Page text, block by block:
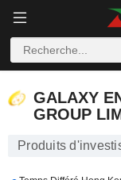
GALAXY
GROUP
Produits